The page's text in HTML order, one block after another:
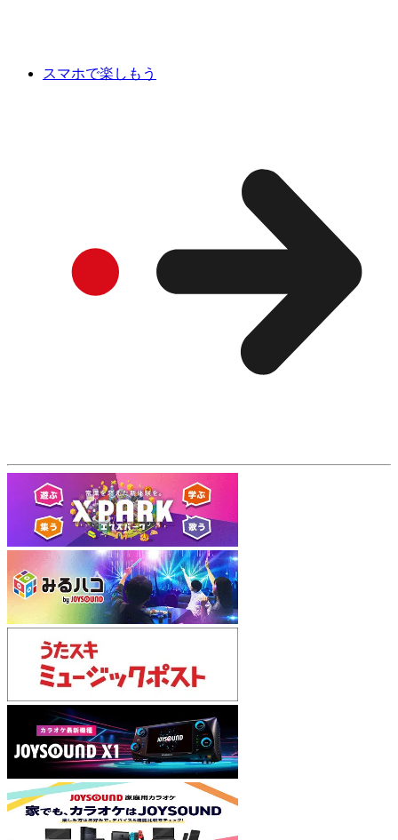
スマホで楽しもう